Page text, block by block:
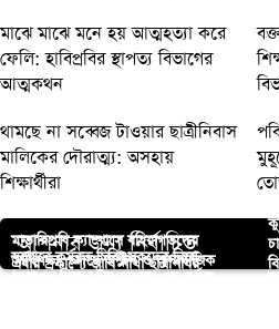
মাঝে মাঝে মনে হয় আত্মহত্যা করে
ফেলি: হাবিপ্রবির স্থাপত্য বিভাগের
আত্মকথন
থামছে না সব্বেজ টাওয়ার ছাত্রীনিবাস
মালিকের দৌরাত্ম্য: অসহায়
শিক্ষার্থীরা
আপনার জন্য নির্বাচিত
এবার প্রকাশ্যে জাবি শাখা ছাত্রশিবির
মাভাবিপ্রবি ক্যাম্পাসে বহিরাগতদের
আধিপত্য, চলছে অশ্লীল ও অসামাজিক
যশোরে কর্মরত চিকিৎসকদের নিয়ে
‘আরএম সিয়ান ইন যশোর’ এর পূর্ণাঙ্গ